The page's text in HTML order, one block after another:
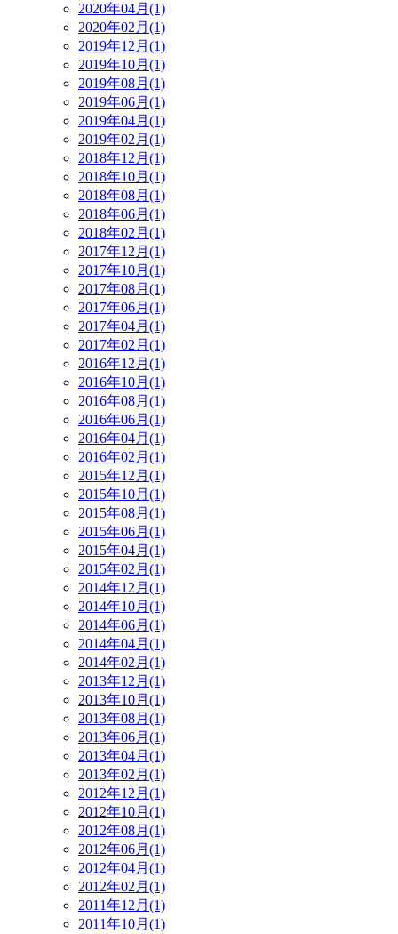
2020年04月(1)
2020年02月(1)
2019年12月(1)
2019年10月(1)
2019年08月(1)
2019年06月(1)
2019年04月(1)
2019年02月(1)
2018年12月(1)
2018年10月(1)
2018年08月(1)
2018年06月(1)
2018年02月(1)
2017年12月(1)
2017年10月(1)
2017年08月(1)
2017年06月(1)
2017年04月(1)
2017年02月(1)
2016年12月(1)
2016年10月(1)
2016年08月(1)
2016年06月(1)
2016年04月(1)
2016年02月(1)
2015年12月(1)
2015年10月(1)
2015年08月(1)
2015年06月(1)
2015年04月(1)
2015年02月(1)
2014年12月(1)
2014年10月(1)
2014年06月(1)
2014年04月(1)
2014年02月(1)
2013年12月(1)
2013年10月(1)
2013年08月(1)
2013年06月(1)
2013年04月(1)
2013年02月(1)
2012年12月(1)
2012年10月(1)
2012年08月(1)
2012年06月(1)
2012年04月(1)
2012年02月(1)
2011年12月(1)
2011年10月(1)